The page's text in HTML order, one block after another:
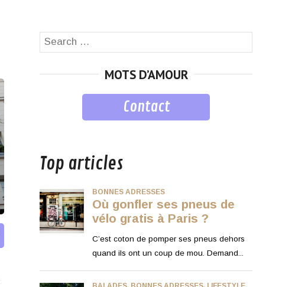
Search
MOTS D’AMOUR
Contact
Top articles